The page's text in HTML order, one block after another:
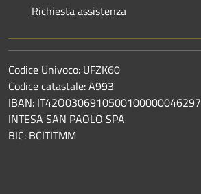
Richiesta assistenza
Codice Univoco: UFZK60
Codice catastale: A993
IBAN: IT42O0306910500100000046297
INTESA SAN PAOLO SPA
BIC: BCITITMM